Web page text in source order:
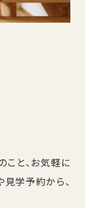
こと、お気軽に
学予約から、